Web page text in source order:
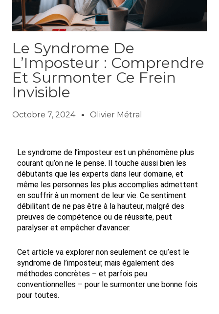
Le Syndrome De
L’Imposteur : Comprendre
Et Surmonter Ce Frein
Invisible
Octobre 7, 2024 Olivier Métral
Le syndrome de l’imposteur est un phénomène plus
courant qu’on ne le pense. Il touche aussi bien les
débutants que les experts dans leur domaine, et
même les personnes les plus accomplies admettent
en souffrir à un moment de leur vie. Ce sentiment
débilitant de ne pas être à la hauteur, malgré des
preuves de compétence ou de réussite, peut
paralyser et empêcher d’avancer.
Cet article va explorer non seulement ce qu’est le
syndrome de l’imposteur, mais également des
méthodes concrètes – et parfois peu
conventionnelles – pour le surmonter une bonne fois
pour toutes.